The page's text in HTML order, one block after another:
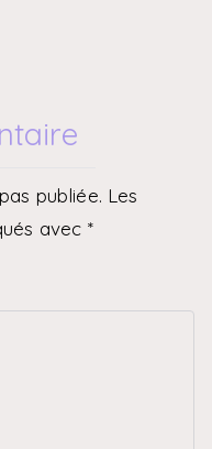
publiée. Les
avec *